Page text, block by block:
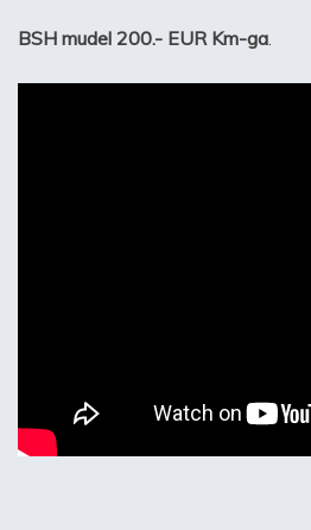
BSH mudel 200.- EUR Km-ga